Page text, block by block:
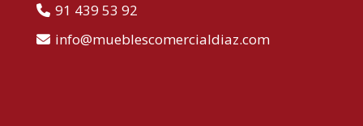
91 439 53 92
info
mueblescomercialdiaz.com